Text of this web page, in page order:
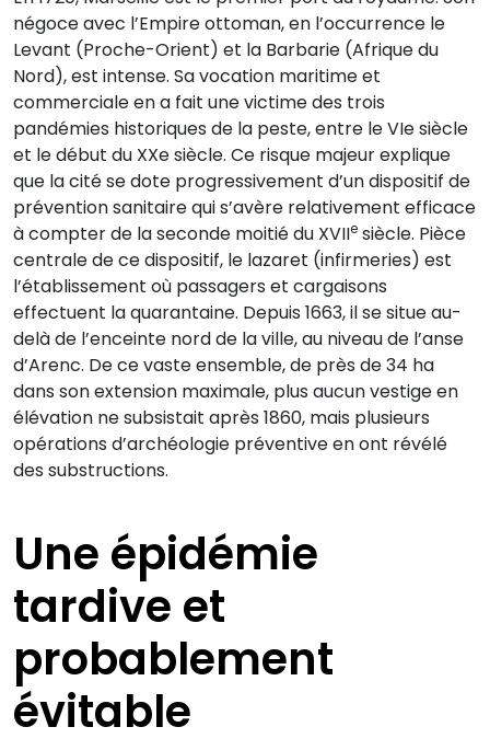
négoce avec l’Empire ottoman, en l’occurrence le
Levant (Proche-Orient) et la Barbarie (Afrique du
Nord), est intense. Sa vocation maritime et
commerciale en a fait une victime des trois
pandémies historiques de la peste, entre le VIe siècle
et le début du XXe siècle. Ce risque majeur explique
que la cité se dote progressivement d’un dispositif de
prévention sanitaire qui s’avère relativement efficace
à compter de la seconde moitié du XVIIe siècle. Pièce
centrale de ce dispositif, le lazaret (infirmeries) est
l’établissement où passagers et cargaisons
effectuent la quarantaine. Depuis 1663, il se situe au-
delà de l’enceinte nord de la ville, au niveau de l’anse
d’Arenc. De ce vaste ensemble, de près de 34 ha
dans son extension maximale, plus aucun vestige en
élévation ne subsistait après 1860, mais plusieurs
opérations d’archéologie préventive en ont révélé
des substructions.
Une épidémie
tardive et
probablement
évitable